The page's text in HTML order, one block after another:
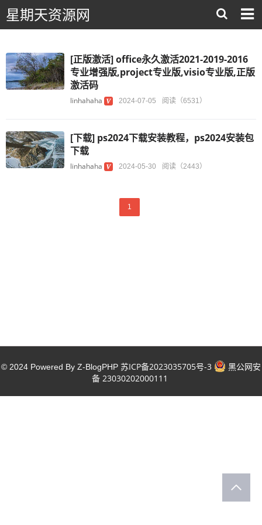
星期天资源网
[正版激活] office永久激活2021-2019-2016
专业增强版,project专业版,visio专业版,正版
激活码
linhahaha 2024-07-05 阅读（6531）
[下载] ps2024下载安装教程，ps2024安装包
下载
linhahaha 2024-05-30 阅读（2443）
1
© 2024 Powered By Z-BlogPHP 苏ICP备2023035705号-3
黑公网安
备 23030202000111